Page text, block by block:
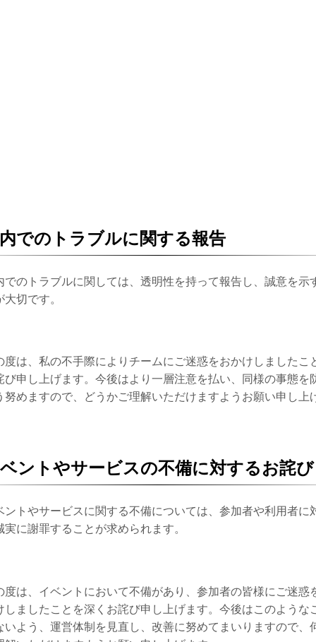
でのトラブルに関する報告
でのトラブルに関しては、透明性を持って報告し、誠意を示
大切です。
度は、私の不手際によりチームにご迷惑をおかけしましたこ
び申し上げます。今後はより一層注意を払い、同様の事態を
努めますので、どうかご理解いただけますようお願い申し上
ントやサービスの不備に対するお詫び
ントやサービスに関する不備については、参加者や利用者に
実に謝罪することが求められます。
度は、イベントにおいて不備があり、参加者の皆様にご迷惑
しましたことを深くお詫び申し上げます。今後はこのような
いよう、運営体制を見直し、改善に努めてまいりますので、